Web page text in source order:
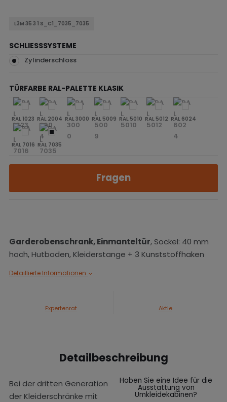
L3M 35 3 1 S_C1_7035_7035
SCHLIESSSYSTEME
Zylinderschloss
TÜRFARBE RAL-PALETTE KLASIK
RAL 1023 RAL 2004 RAL 3000 RAL 5009 RAL 5010 RAL 5012 RAL 6024
RAL 7016 RAL 7035
Fragen
Garderobenschrank, Einmanteltür, Sockel: 40 mm
hoch, Hutboden, Kleiderstange + 3 Kunststoffhaken
Detaillierte Informationen
Expertenrat Aktie
Detailbeschreibung
Bei der dritten Generation
der Kleiderschränke mit
Haben Sie eine Idee für die
Ausstattung von
Umkleidekabinen?